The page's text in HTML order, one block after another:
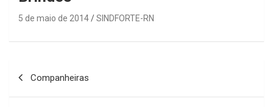
5 de maio de 2014 SINDFORTE-RN
Companheiras